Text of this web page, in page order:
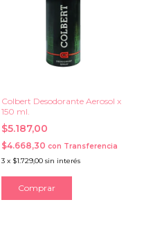
Colbert Desodorante Aerosol x
150 ml.
$5.187,00
$4.668,30 con Transferencia
3 x $1.729,00 sin interés